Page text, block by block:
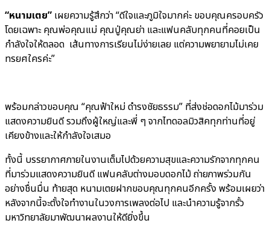
“หนามเตย” เผยความรู้สึกว่า “ดีใจและภูมิใจมากค่ะ ขอบคุณครอบครัว
โดยเฉพาะ คุณพ่อคุณแม่ คุณปู่คุณย่า และแฟนคลับทุกคนที่คอยเป็น
กำลังใจให้ตลอด เส้นทางการเรียนไม่ง่ายเลย แต่ความพยายามไม่เคย
ทรยศใครค่ะ”
พร้อมกล่าวขอบคุณ “คุณฟ้าใหม่ ดำรงชัยธรรม” ที่ส่งช่อดอกไม้มาร่วม
แสดงความยินดี รวมถึงผู้ใหญ่และพี่ ๆ จากไทดอลมิวสิคทุกท่านที่อยู่
เคียงข้างและให้กำลังใจเสมอ
ทั้งนี้ บรรยากาศภายในงานเต็มไปด้วยความสุขและความรักจากทุกคน
ที่มาร่วมแสดงความยินดี แฟนคลับต่างมอบดอกไม้ ถ่ายภาพร่วมกัน
อย่างชื่นมื่น ท้ายสุด หนามเตยฝากขอบคุณทุกคนอีกครั้ง พร้อมเผยว่า
หลังจากนี้จะตั้งใจทำงานในวงการเพลงต่อไป และนำความรู้จากรั้ว
มหาวิทยาลัยมาพัฒนาผลงานให้ดียิ่งขึ้น